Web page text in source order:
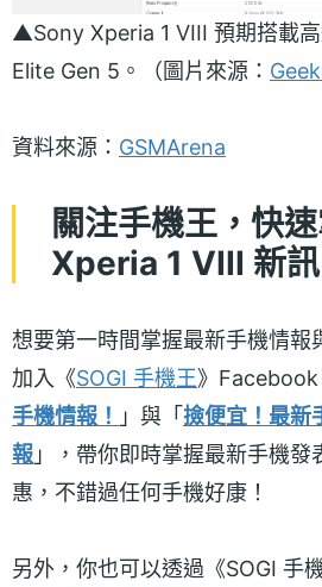
▲Sony Xperia 1 VIII 預期搭載
Elite Gen 5。（圖片來源：
資料來源： GSMArena
關注手機王，快
Xperia 1 VIII 新訊
想要第一時間掌握最新手機情報
加入《SOGI 手機王》Facebook
手機情報！ 」與「撿便宜！最新
報 」，帶你即時掌握最新手機
惠，不錯過任何手機好康！
另外，你也可以透過《SOGI 手